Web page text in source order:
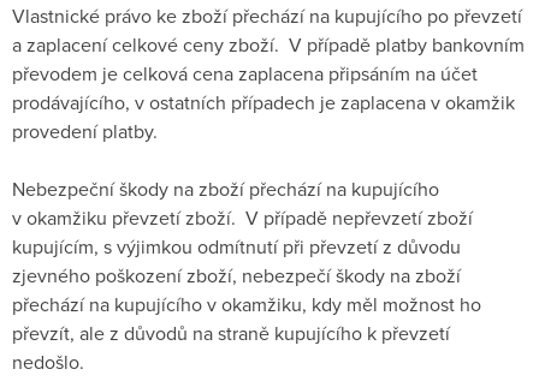
Vlastnické právo ke zboží přechází na kupujícího po převzetí
a zaplacení celkové ceny zboží. V případě platby bankovním
převodem je celková cena zaplacena připsáním na účet
prodávajícího, v ostatních případech je zaplacena v okamžik
provedení platby.
Nebezpeční škody na zboží přechází na kupujícího
v okamžiku převzetí zboží. V případě nepřevzetí zboží
kupujícím, s výjimkou odmítnutí při převzetí z důvodu
zjevného poškození zboží, nebezpečí škody na zboží
přechází na kupujícího v okamžiku, kdy měl možnost ho
převzít, ale z důvodů na straně kupujícího k převzetí
nedošlo.